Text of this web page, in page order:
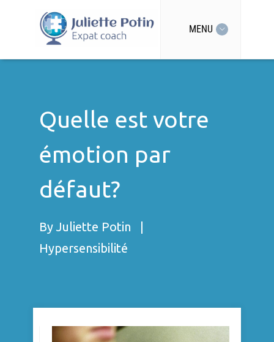
MENU
Quelle est votre
émotion par
défaut?
By Juliette Potin
Hypersensibilité